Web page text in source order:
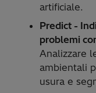
artificiale.
Predict -
problemi
Analizzare
ambientali
usura e